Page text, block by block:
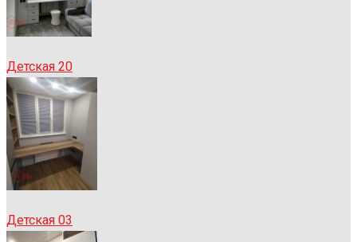
Детская 20
Детская 03